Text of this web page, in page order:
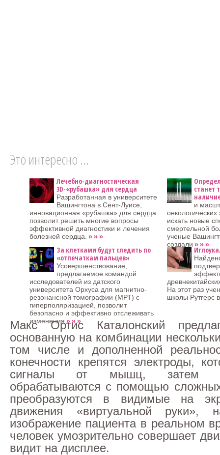
Это интересно ...
Лечебно-диагностическая
3D-«рубашка» для сердца
Разработанная в университете
Вашингтона в Сент-Луисе,
инновационная «рубашка» для сердца
позволит решить многие вопросы
эффективной диагностики и лечения
болезней сердца. » » »
станет
и
искать новые
смертельной
ученые
создали » » »
За клетками будут следить по
«отпечаткам пальцев»
Усовершенствование,
предлагаемое командой
исследователей из датского
университета Орхуса для магнитно-
резонансной томографии (МРТ) с
гиперполяризацией, позволит
безопасно и эффективно отслеживать
изменения» » »
На этот раз
школы Рутгерс
Макс Ортис Каталонский
основанную на комбинации
том числе и дополненной
конечности крепятся электроды,
сигналы от мышц, затем
обрабатываются с помощью
преобразуются в видимые на
движения «виртуальной руки»,
изображение пациента в реальном
человек умозрительно совершает
видит на дисплее.